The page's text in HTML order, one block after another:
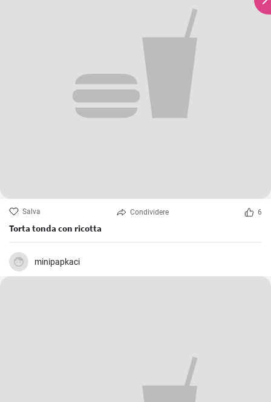
Salva Condividere 6
Torta tonda con ricotta
minipapkaci